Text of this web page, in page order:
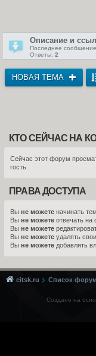
Описание и
Последнее сообщение
Ответы: 2
НОВАЯ ТЕМА
КТО СЕЙЧАС НА
Сейчас этот форум
гость
ПРАВА ДОСТУПА
Вы не можете начинать
Вы не можете отвечать на
Вы не можете
Вы не можете удалять
Вы не можете добавлять
citsk.ru Список
Создано на